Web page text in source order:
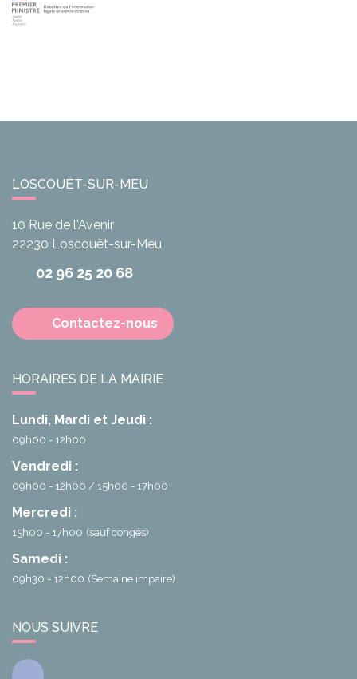
LOSCOUËT-SUR-MEU
10 Rue de l'Avenir
22230 Loscouët-sur-Meu
02 96 25 20 68
Contactez-nous
HORAIRES DE LA MAIRIE
Lundi, Mardi et Jeudi :
09h00 - 12h00
Vendredi :
09h00 - 12h00 15h00 - 17h00
Mercredi :
15h00 - 17h00 (sauf congés)
Samedi :
09h30 - 12h00 (Semaine impaire)
NOUS SUIVRE